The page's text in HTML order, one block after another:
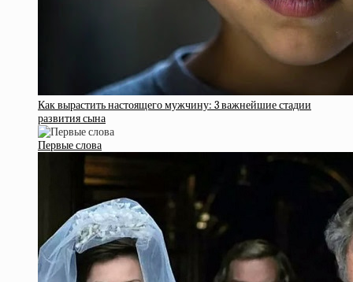
Как вырастить настоящего мужчину: 3 важнейшие стадии
развития сына
Первые слова